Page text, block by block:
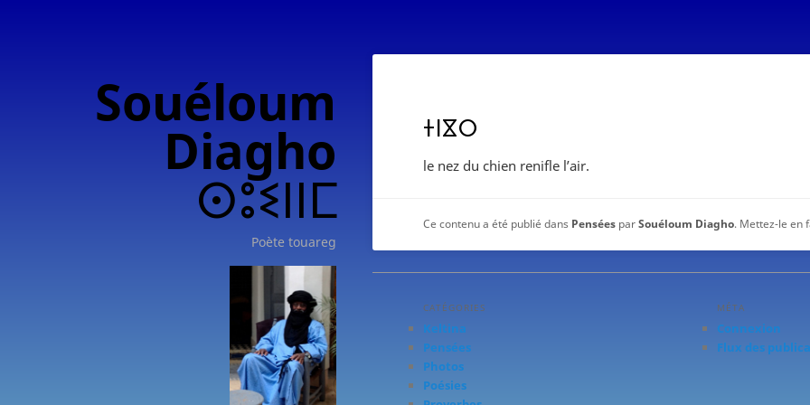
Souéloum
Diagho
ⵙⵓⵉⵏⵏⵎ
Poète touareg
ⵜⵏⴵⵔ
le nez du chien renifle l’air.
Ce contenu a été publié dans Pensées parSouéloum Diagho. Mettez-le en
CATÉGORIES
Keltina
Pensées
Photos
Poésies
MÉTA
Connexion
Flux des